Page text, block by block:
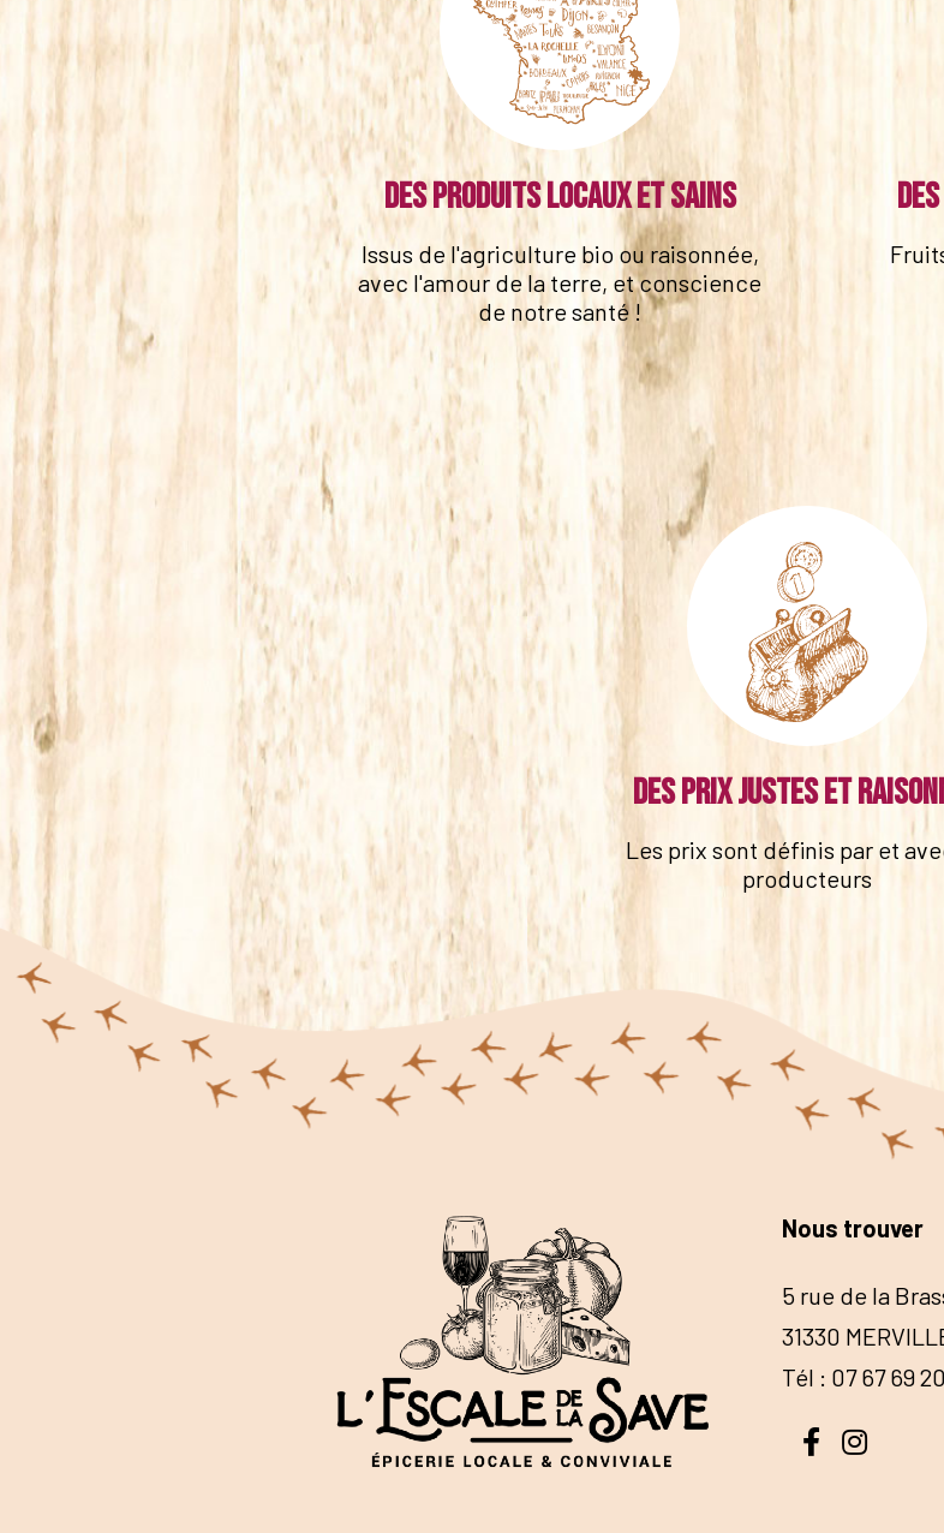
Des produits locaux et sains
Issus de l'agriculture bio ou raisonnée,
avec l'amour de la terre, et conscience
de notre santé !
Des prix justes et
Les prix sont définis par et
producteurs
Nous trouver
5 rue de la
31330
Tél : 07 67 69